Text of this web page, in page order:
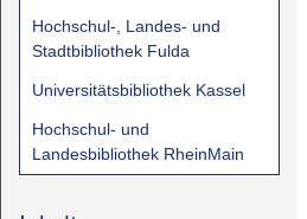
Hochschul-, Landes- und
Stadtbibliothek Fulda
Universitätsbibliothek Kassel
Hochschul- und
Landesbibliothek RheinMain